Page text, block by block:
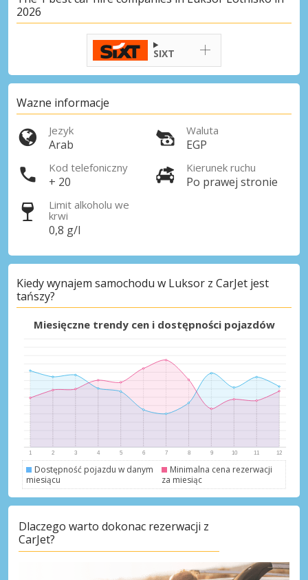
Najlepsze oszczędności
Zaloguj się przez eLink
2026
SIXT
Wazne informacje
Jezyk
Arab
Waluta
EGP
Kod telefoniczny
+ 20
Kierunek ruchu
Po prawej stronie
Limit alkoholu we
krwi
0,8 g/l
Kiedy wynajem samochodu w Luksor z CarJet jest
tańszy?
Miesięczne trendy cen i dostępności pojazdów
Dostępność pojazdu w danym
miesiącu
Minimalna cena rezerwacji
za miesiąc
Dlaczego warto dokonac rezerwacji z
CarJet?